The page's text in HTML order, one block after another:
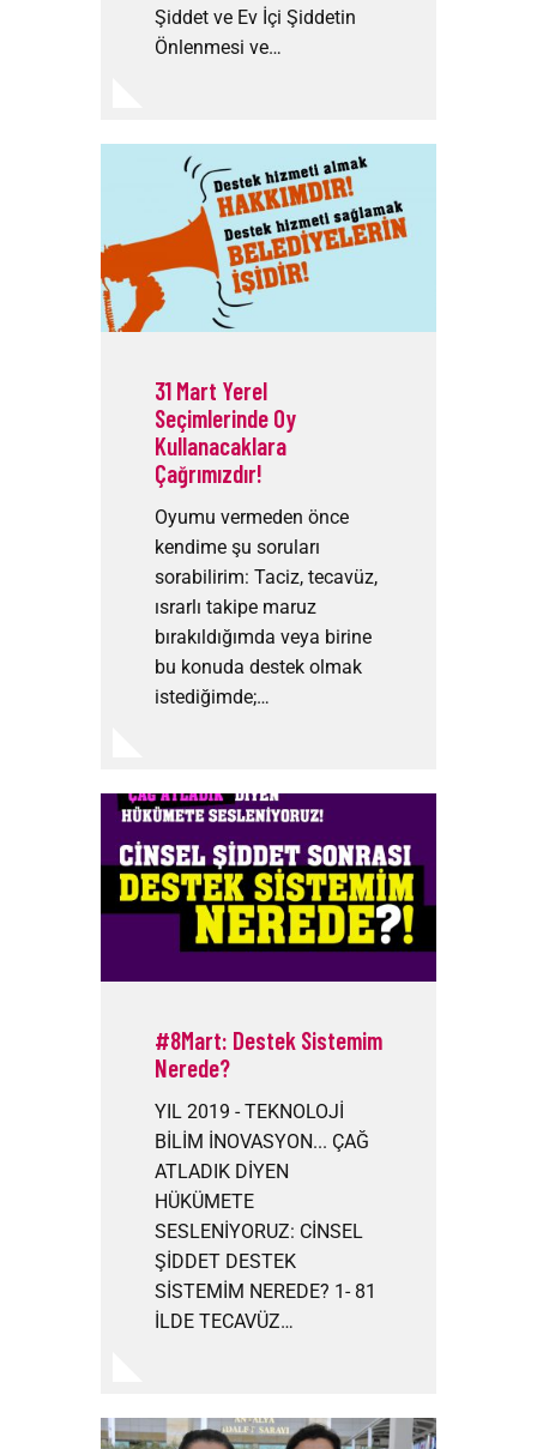
Şiddet ve Ev İçi Şiddetin
Önlenmesi ve…
31 Mart Yerel
Seçimlerinde Oy
Kullanacaklara
Çağrımızdır!
Oyumu vermeden önce
kendime şu soruları
sorabilirim: Taciz, tecavüz,
ısrarlı takipe maruz
bırakıldığımda veya birine
bu konuda destek olmak
istediğimde;…
#8Mart: Destek Sistemim
Nerede?
YIL 2019 - TEKNOLOJİ
BİLİM İNOVASYON... ÇAĞ
ATLADIK DİYEN
HÜKÜMETE
SESLENİYORUZ: CİNSEL
ŞİDDET DESTEK
SİSTEMİM NEREDE? 1- 81
İLDE TECAVÜZ…